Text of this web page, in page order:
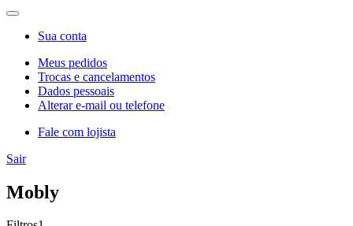
Sua conta
Meus pedidos
Trocas e cancelamentos
Dados pessoais
Alterar e-mail ou telefone
Fale com lojista
Sair
Mobly